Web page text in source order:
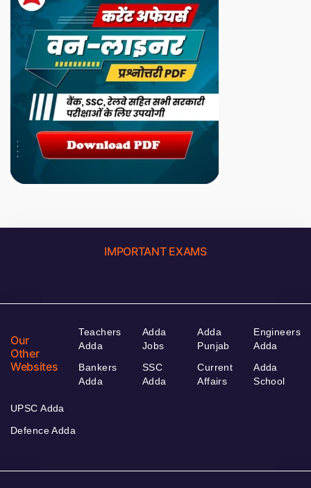
IMPORTANT EXAMS
Our
Other
Websites
Teachers
Adda
Bankers
Adda
Adda
Jobs
SSC
Adda
Adda
Punjab
Current
Affairs
Engineers
Adda
Adda
School
UPSC Adda
Defence Adda